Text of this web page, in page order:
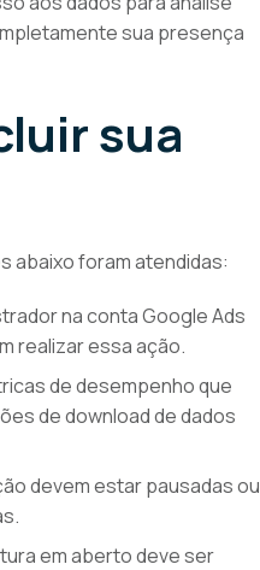
sua presença
sua
abaixo foram atendidas:
na conta Google Ads
realizar essa ação.
de desempenho que
de download de dados
devem estar pausadas ou
em aberto deve ser